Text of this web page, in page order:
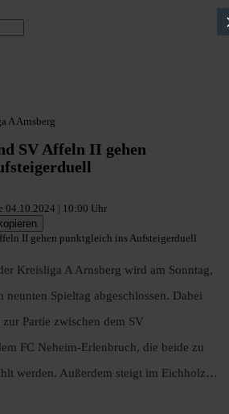
A Arnsberg
SV Affeln II gehen
04.10.2024 | 10:00 Uhr
Kreisliga A Arnsberg wird am Sonntag,
neunten Spieltag abgeschlossen. Dabei
Partie zwischen dem SV
FC Neheim-Erlenbruch, die beide zu
werden. Außerdem steigt im Eichholz…